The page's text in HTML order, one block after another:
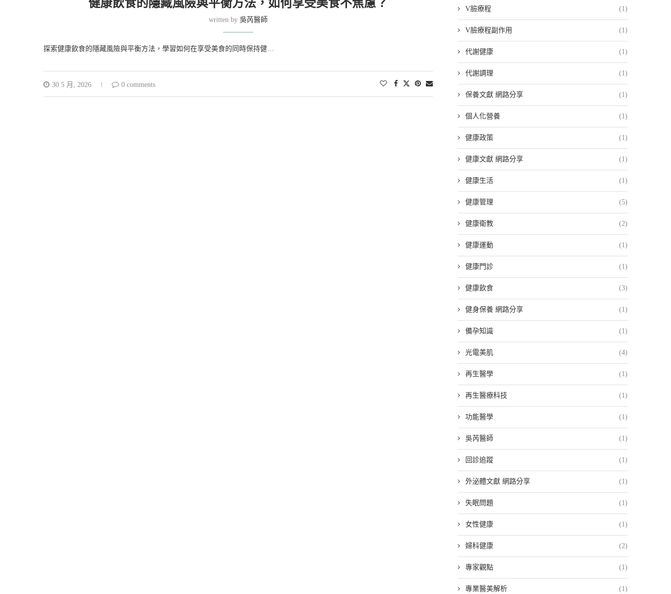
健康飲食的隱藏風險與平衡方法，如何享受美食不焦慮？
written by 吳芮醫師
探索健康飲食的隱藏風險與平衡方法，學習如何在享受美食的同時保持健…
30 5 月, 2026 0 comments
V臉療程 (1)
V臉療程副作用 (1)
代謝健康 (1)
代謝調理 (1)
保養文獻 網路分享 (1)
個人化營養 (1)
健康政策 (1)
健康文獻 網路分享 (1)
健康生活 (1)
健康管理 (5)
健康衛教 (2)
健康運動 (1)
健康門診 (1)
健康飲食 (3)
健身保養 網路分享 (1)
備孕知識 (1)
光電美肌 (4)
再生醫學 (1)
再生醫療科技 (1)
功能醫學 (1)
吳芮醫師 (1)
回診追蹤 (1)
外泌體文獻 網路分享 (1)
失眠問題 (1)
女性健康 (1)
婦科健康 (2)
專家觀點 (1)
專業醫美解析 (1)